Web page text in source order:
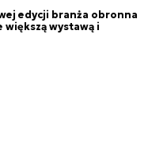
edycji branża obronna
większą wystawą i